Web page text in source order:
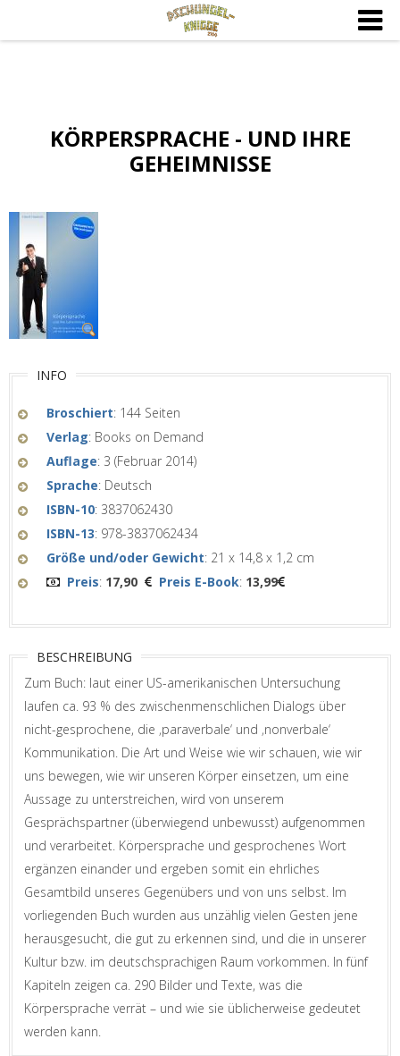
KÖRPERSPRACHE - UND IHRE
GEHEIMNISSE
INFO
Broschiert: 144 Seiten
Verlag: Books on Demand
Auflage: 3 (Februar 2014)
Sprache: Deutsch
ISBN-10: 3837062430
ISBN-13: 978-3837062434
Größe und/oder Gewicht: 21 x 14,8 x 1,2 cm
Preis: 17,90 Preis E-Book: 13,99
BESCHREIBUNG
Zum Buch: laut einer US-amerikanischen Untersuchung
laufen ca. 93 % des zwischenmenschlichen Dialogs über
nicht-gesprochene, die ‚paraverbale‘ und ‚nonverbale‘
Kommunikation. Die Art und Weise wie wir schauen, wie wir
uns bewegen, wie wir unseren Körper einsetzen, um eine
Aussage zu unterstreichen, wird von unserem
Gesprächspartner (überwiegend unbewusst) aufgenommen
und verarbeitet. Körpersprache und gesprochenes Wort
ergänzen einander und ergeben somit ein ehrliches
Gesamtbild unseres Gegenübers und von uns selbst. Im
vorliegenden Buch wurden aus unzählig vielen Gesten jene
herausgesucht, die gut zu erkennen sind, und die in unserer
Kultur bzw. im deutschsprachigen Raum vorkommen. In fünf
Kapiteln zeigen ca. 290 Bilder und Texte, was die
Körpersprache verrät – und wie sie üblicherweise gedeutet
werden kann.